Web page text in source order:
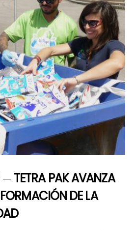
TETRA PAK AVANZA
DE LA